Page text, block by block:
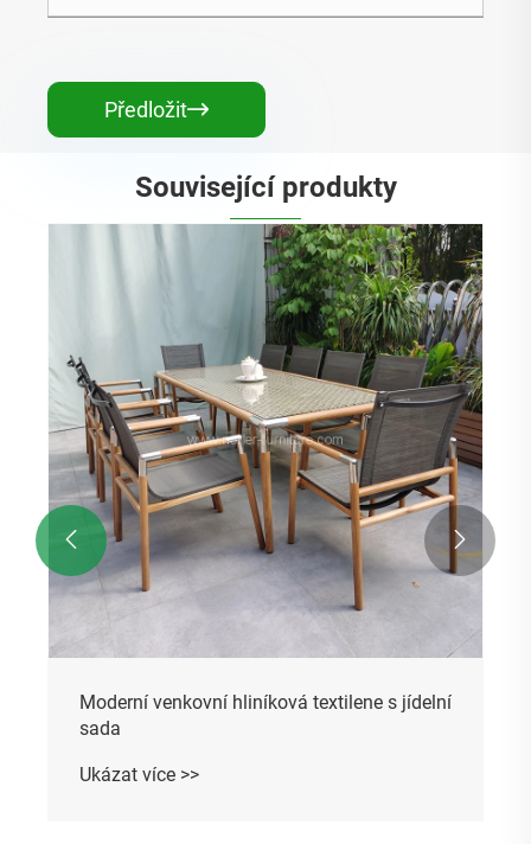
Předložit
Související produkty
Moderní venkovní hliníková textilene s jídelní
sada
Ukázat více >>
 